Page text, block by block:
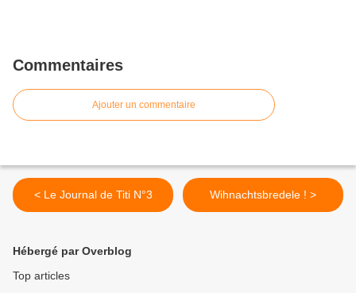
Commentaires
Ajouter un commentaire
< Le Journal de Titi N°3 Wihnachtsbredele ! >
Hébergé par Overblog
Top articles